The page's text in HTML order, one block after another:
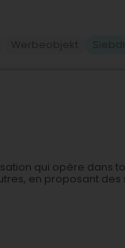
qui opère dans
en proposant des